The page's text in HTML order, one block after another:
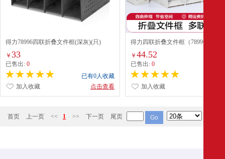
得力78996四联折叠文件框(深灰)(只)
￥ 33
已售出: 0
已有0人收藏
点击查看
加入收藏
得力四联折叠文件框（78996）浅灰
￥44.52
已售出:0
加入收藏
首页 上一页 << 1 >> 下一页 尾页